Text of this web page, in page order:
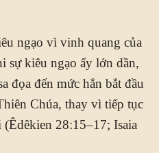
ngạo vì vinh quang của
sự kiêu ngạo ấy lớn dần,
đọa đến mức hắn bắt đầu
Chúa, thay vì tiếp tục
28:15–17; Isaia